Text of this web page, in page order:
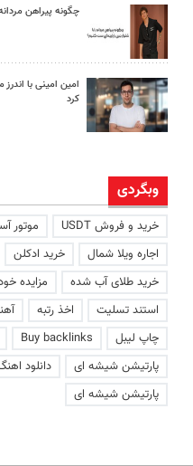
چگونه پیراهن
امین امینی با
کرد
وبگردی
خرید و فروش USDT موتور
اجاره ویلا شمال
خرید ادکلن
خرید طلای آب شده
مزایده
استند تسلیت
اخذ رتبه
چاپ لیبل
Buy backlinks
پارتیشن شیشه ای
دانلود
پارتیشن شیشه ای